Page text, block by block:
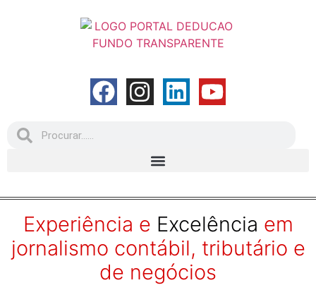
Experiência e Excelência em
jornalismo contábil, tributário e
de negócios